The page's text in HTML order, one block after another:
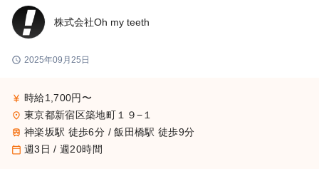
株式会社Oh my teeth
schedule 2025年09月25日
currency_yen 時給1,700円〜
place 東京都新宿区築地町１９−１
train 神楽坂駅 徒歩6分 / 飯田橋駅 徒歩9分
calendar_today 週3日 / 週20時間